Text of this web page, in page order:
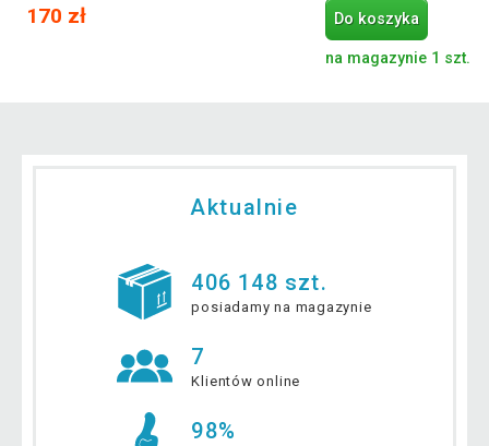
170 zł Do koszyka
na magazynie 1 szt.
Aktualnie
406 148 szt.
posiadamy na magazynie
7
Klientów online
98%